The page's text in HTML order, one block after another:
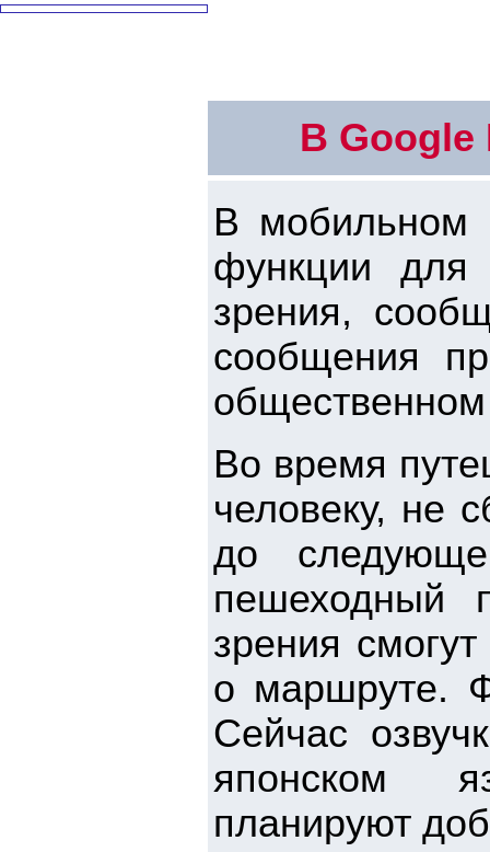
В Google
В мобильном
функции
зрения,
сообщения
общественном
Во время
человеку, не
до
пешеходный
зрения
о маршруте.
Сейчас
японском
планируют